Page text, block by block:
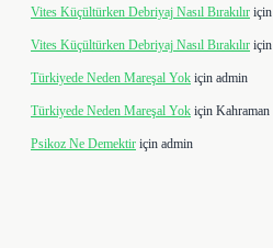
Vites Küçültürken Debriyaj Nasıl Bırakılır için
Vites Küçültürken Debriyaj Nasıl Bırakılır için
Türkiyede Neden Mareşal Yok için admin
Türkiyede Neden Mareşal Yok için Kahraman
Psikoz Ne Demektir için admin